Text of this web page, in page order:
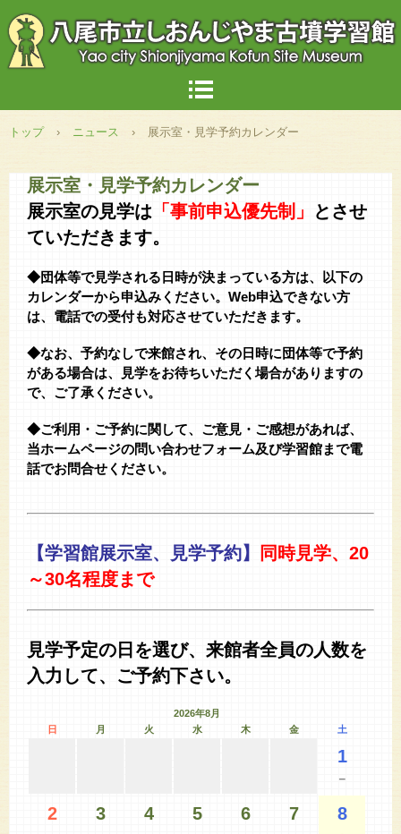
トップ › ニュース › 展示室・見学予約カレンダー
展示室・見学予約カレンダー
展示室の見学は 「事前申込優先制」
とさせ
ていただきます。
◆団体等で見学される日時が決まっている方は、以下の
カレンダーから申込みください。Web申込できない方
は、電話での受付も対応させていただきます。
◆なお、予約なしで来館され、その日時に団体等で予約
がある場合は、見学をお待ちいただく場合がありますの
で、ご了承ください。
◆ご利用・ご予約に関して、ご意見・ご感想があれば、
当ホームページの問い合わせフォーム及び学習館まで電
話でお問合せください。
【学習館展示室、見学予約】
同時見学、20
～30名程度まで
見学予定の日を選び、来館者全員の人数を
入力して、ご予約下さい。
2026年8月
日
月 火 水 木 金 土
1
－
2 3 4 5 6 7 8